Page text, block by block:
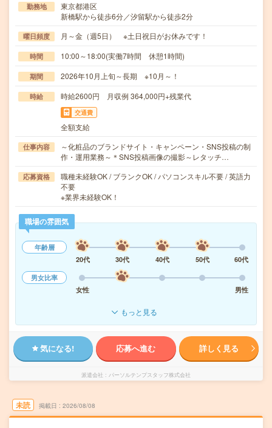
勤務地
東京都港区
新橋駅から徒歩6分／汐留駅から徒歩2分
曜日頻度 月～金（週5日） ※土日祝日がお休みです！
時間 10:00～18:00(実働7時間 休憩1時間)
期間 2026年10月上旬～長期 ※10月～！
時給 時給2600円 月収例 364,000円+残業代
交通費
全額支給
仕事内容
～化粧品のブランドサイト・キャンペーン・SNS投稿の制
作・運用業務～＊SNS投稿画像の撮影～レタッチ…
応募資格
職種未経験OK / ブランクOK / パソコンスキル不要 / 英語力
不要
※業界未経験OK！
職場の雰囲気
年齢層
20代
30代 40代 50代
60代
男女比率
女性
男性
もっと見る
気になる! 応募へ進む 詳しく見る
派遣会社 パーソルテンプスタッフ株式会社
未読 掲載日 2026/08/08